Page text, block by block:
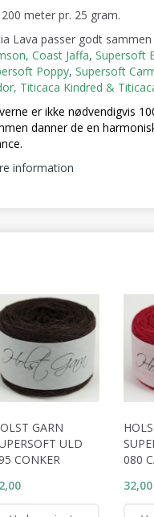
200 meter pr. 25 gram.
Lava passer godt
Coast Jaffa,Supersoft
Poppy,Supersoft
Titicaca Kindred &
er ikke nødvendigvis
danner de en
information
GARN
ULD
CONKER
080
32,00